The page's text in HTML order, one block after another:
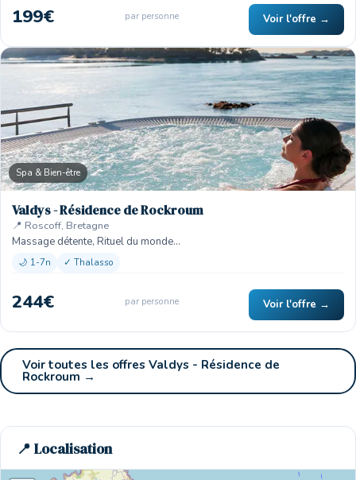
199€ par personne Voir l'offre →
Spa & Bien-être
Valdys - Résidence de Rockroum
📍 Roscoff, Bretagne
Massage détente, Rituel du monde…
🌙 1-7n ✓ Thalasso
244€ par personne Voir l'offre →
Voir toutes les offres Valdys - Résidence de
Rockroum →
📍 Localisation